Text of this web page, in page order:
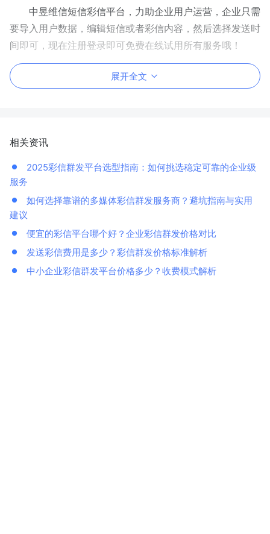
中昱维信短信彩信平台，力助企业用户运营，企业只需
要导入用户数据，编辑短信或者彩信内容，然后选择发送时
间即可，现在注册登录即可免费在线试用所有服务哦！
展开全文
相关资讯
2025彩信群发平台选型指南：如何挑选稳定可靠的企业级
服务
如何选择靠谱的多媒体彩信群发服务商？避坑指南与实用
建议
便宜的彩信平台哪个好？企业彩信群发价格对比
发送彩信费用是多少？彩信群发价格标准解析
中小企业彩信群发平台价格多少？收费模式解析